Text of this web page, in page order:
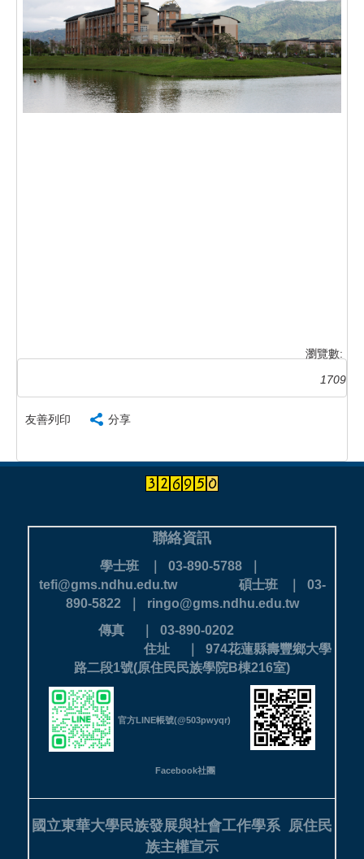
瀏覽數:
1709
友善列印 分享
聯絡資訊
學士班 ｜ 03-890-5788 ｜
tefi@gms.ndhu.edu.tw 碩士班 ｜ 03-
890-5822 ｜ ringo@gms.ndhu.edu.tw
傳真 ｜ 03-890-0202
住址 ｜ 974花蓮縣壽豐鄉大學
路二段1號(原住民民族學院B棟216室)
官方LINE帳號(@503pwyqr)
Facebook社團
國立東華大學民族發展與社會工作學系 原住民
族主權宣示